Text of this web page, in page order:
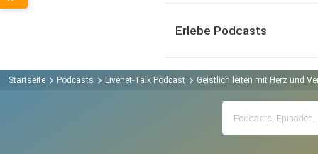
Erlebe Podcasts
Startseite Podcasts Livenet-Talk Podcast Geistlich leiten mit Herz und